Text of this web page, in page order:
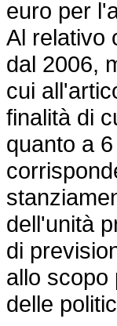
euro per
Al relativo
dal 2006,
cui
finalità di
quanto a
dell'unità
di
allo scopo
delle